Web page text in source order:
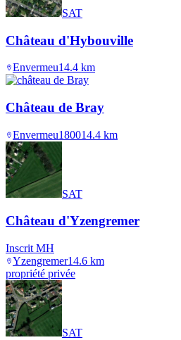
SAT
Château d'Hybouville
Envermeu14.4 km
Château de Bray
Envermeu180014.4 km
SAT
Château d'Yzengremer
Inscrit MH
Yzengremer14.6 km
propriété privée
SAT